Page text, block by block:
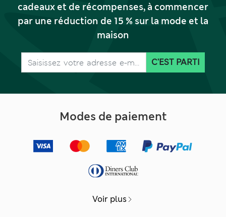
cadeaux et de récompenses, à commencer
par une réduction de 15 % sur la mode et la
maison
C'EST PARTI
Modes de paiement
Voir plus